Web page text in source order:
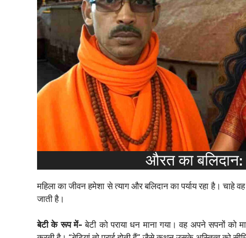
औरत का बलिदान:
महिला का जीवन हमेशा से त्याग और बलिदान का पर्याय रहा है। चाहे
जाती है।
बेटी के रूप में-बेटी को पराया धन माना गया। वह अपने सपनों को